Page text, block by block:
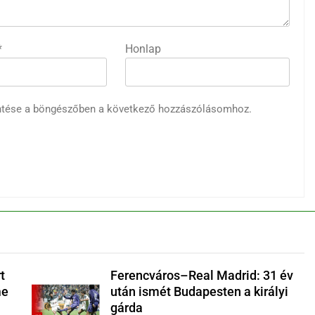
Honlap
a böngészőben a következő hozzászólásomhoz.
Ferencváros–Real Madrid: 31 év
után ismét Budapesten a királyi
gárda